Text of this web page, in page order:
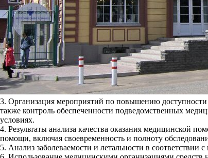
3. Организация мероприятий по повышению
также контроль обеспеченности подведомственных
условиях.
4. Результаты анализа качества оказания медицинской
помощи, включая своевременность и полноту
5. Анализ заболеваемости и летальности в